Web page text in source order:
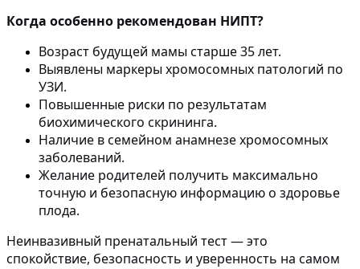
Когда особенно рекомендован НИПТ?
Возраст будущей мамы старше 35 лет.
Выявлены маркеры хромосомных патологий по
УЗИ.
Повышенные риски по результатам
биохимического скрининга.
Наличие в семейном анамнезе хромосомных
заболеваний.
Желание родителей получить максимально
точную и безопасную информацию о здоровье
плода.
Неинвазивный пренатальный тест — это
спокойствие, безопасность и уверенность на самом